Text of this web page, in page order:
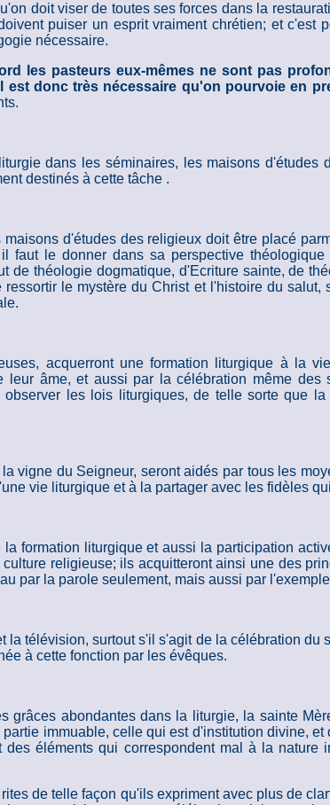
doit viser de toutes ses forces dans la
puiser un esprit vraiment chrétien; et c'est
nécessaire.
les pasteurs eux-mêmes ne sont pas
est donc très nécessaire qu'on pourvoie en
dans les séminaires, les maisons
destinés à cette tâche .
d'études des religieux doit être placé
faut le donner dans sa perspective
de théologie dogmatique, d'Ecriture sainte, de
le mystère du Christ et l'histoire du
acquerront une formation liturgique à la
âme, et aussi par la célébration même
les lois liturgiques, de telle sorte que
vigne du Seigneur, seront aidés par tous les
vie liturgique et à la partager avec les fidèles
formation liturgique et aussi la participation
religieuse; ils acquitteront ainsi une des
par la parole seulement, mais aussi par
télévision, surtout s'il s'agit de la célébration
à cette fonction par les évêques.
grâces abondantes dans la liturgie, la sainte
immuable, celle qui est d'institution divine,
éléments qui correspondent mal à la nature
de telle façon qu'ils expriment avec plus de